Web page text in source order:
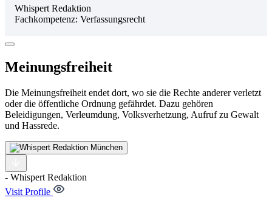
Whispert Redaktion
Fachkompetenz: Verfassungsrecht
Meinungsfreiheit
Die Meinungsfreiheit endet dort, wo sie die Rechte anderer verletzt
oder die öffentliche Ordnung gefährdet. Dazu gehören
Beleidigungen, Verleumdung, Volksverhetzung, Aufruf zu Gewalt
und Hassrede.
- Whispert Redaktion
Visit Profile